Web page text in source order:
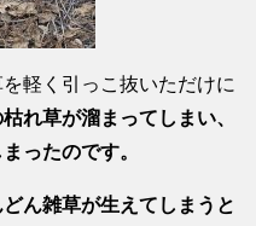
軽く引っこ抜いただけに
れ草が溜まってしまい、
ったのです。
ん雑草が生えてしまうと